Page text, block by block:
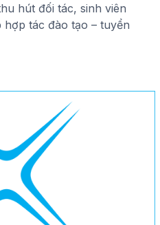
hút đối tác, sinh viên
tác đào tạo – tuyển